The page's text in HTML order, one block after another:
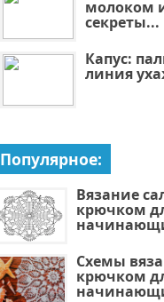
молоком
секреты...
Капус:
линия
Популярное:
Вязание
крючком
Схемы
крючком